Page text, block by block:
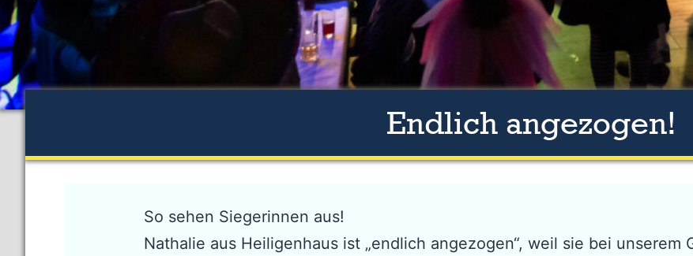
Endlich angezogen!
So sehen Siegerinnen aus!
Nathalie aus Heiligenhaus ist „endlich angezogen“, weil sie bei unserem